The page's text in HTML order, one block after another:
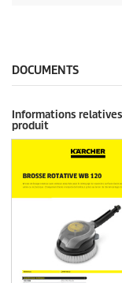
DOCUMENTS
Informations
produit